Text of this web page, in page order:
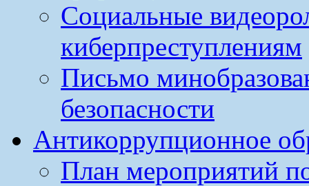
Социальные
киберпреступлениям
Письмо
безопасности
Антикоррупционное
План мероприятий